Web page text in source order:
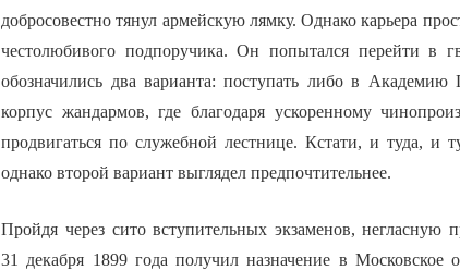
добросовестно тянул армейскую лямку. Однако карьера
честолюбивого подпоручика. Он попытался перейти в
обозначились два варианта: поступать либо в
корпус жандармов, где благодаря ускоренному
продвигаться по служебной лестнице. Кстати, и туда, и
однако второй вариант выглядел предпочтительнее.
Пройдя через сито вступительных экзаменов, негласную
31 декабря 1899 года получил назначение в Московское